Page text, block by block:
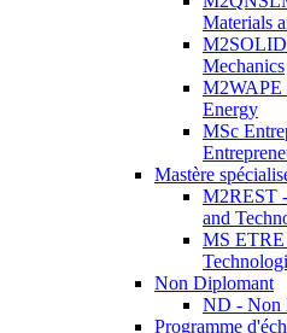
Materials
Mechanics
M2WAPE
Energy
MSc
Mastère
M2REST
and
MS ETRE
Non Diplomant
ND - Non
Programme